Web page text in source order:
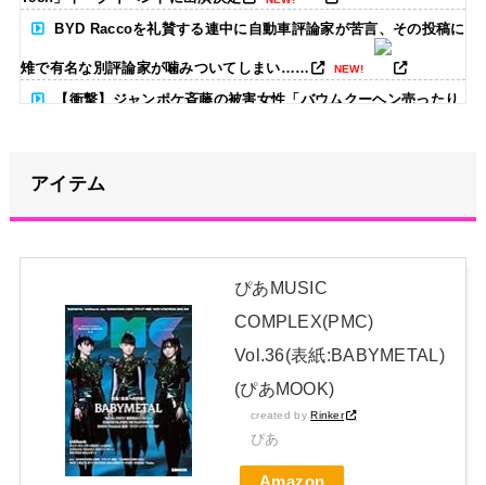
BYD Raccoを礼賛する連中に自動車評論家が苦言、その投稿に
雉で有名な別評論家が噛みついてしまい…… NEW!
【衝撃】ジャンポケ斉藤の被害女性「バウムクーヘン売ったり
【画像あり】ディズニーの「おいなり巻（600円）」、卑猥す
ぎて賛否両論ｗｗｗｗｗ
青葉坂46、まもなく正式発表か NEW!
日本独自企画・限定生産盤「METAL FORTH (DELUXE
JAPAN EDITION)」着弾
【BABYMETAL】METAL FORTH DELUXE JAPAN EDITION
開封レビュー!
アイテム
ぴあMUSIC
COMPLEX(PMC)
Vol.36(表紙:BABYMETAL)
(ぴあMOOK)
created byRinker
ぴあ
Amazon